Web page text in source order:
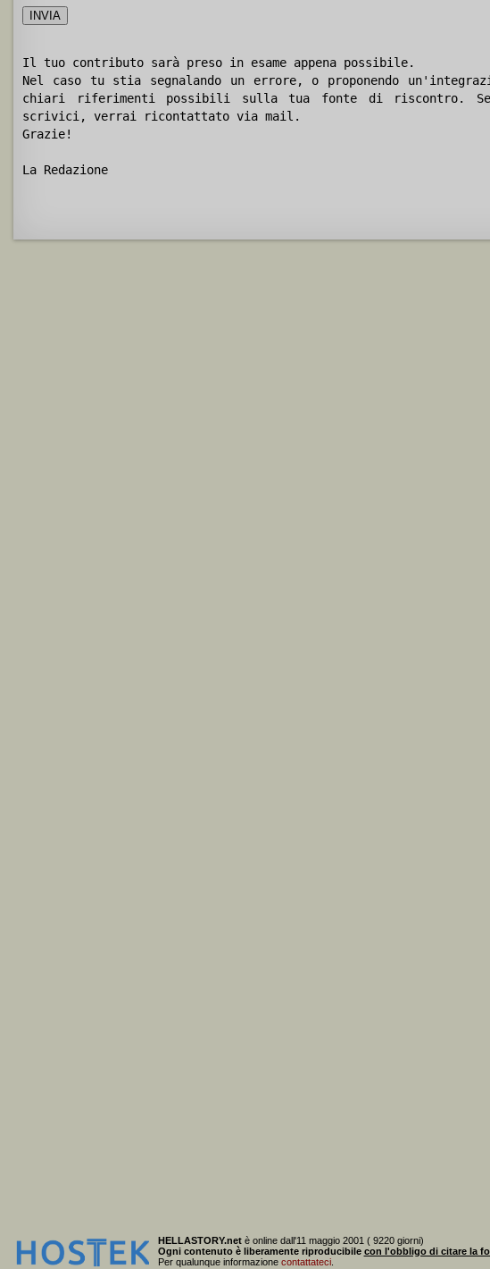
Il tuo contributo sarà preso in esame appena possibile.
Nel caso tu stia segnalando un errore, o proponendo
chiari riferimenti possibili sulla tua fonte di riscontro. Se
scrivici, verrai ricontattato via mail.
Grazie!
La Redazione
HELLASTORY.netè online dall'11 maggio 2001 ( 9220 giorni)
Ogni contenuto è liberamente riproducibile con l'obbligo di citare la
Per qualunque informazione contattateci.